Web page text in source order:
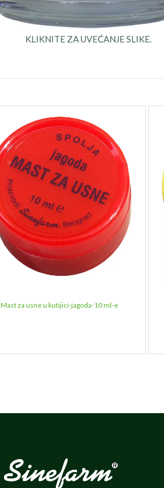
KLIKNITE ZA UVEĆANJE SLIKE.
Mast za usne u kutijici-jagoda-10 ml-e